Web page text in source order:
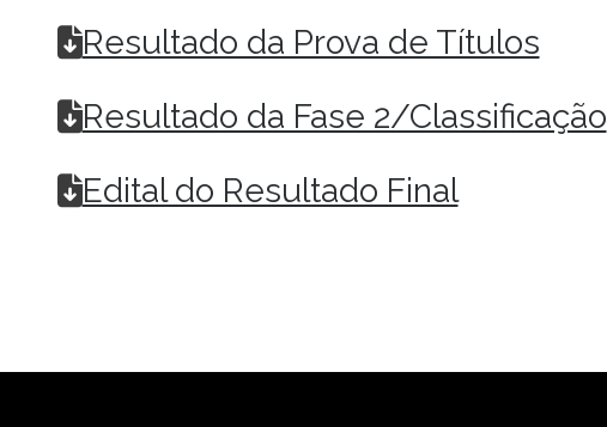
Resultado da Prova de Títulos
Resultado da Fase 2/Classificação
Edital do Resultado Final